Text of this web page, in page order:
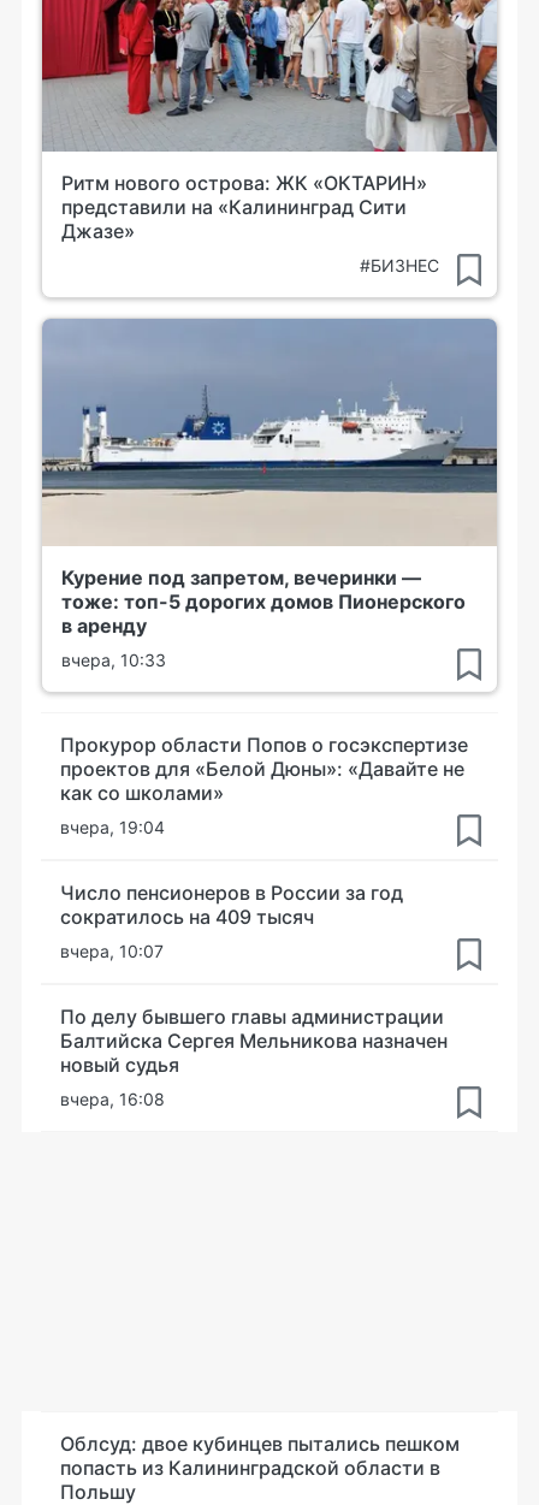
Ритм нового острова: ЖК «ОКТАРИН»
представили на «Калининград Сити
Джазе»
#БИЗНЕС
Курение под запретом, вечеринки —
тоже: топ-5 дорогих домов Пионерского
в аренду
вчера, 10:33
Прокурор области Попов о госэкспертизе
проектов для «Белой Дюны»: «Давайте не
как со школами»
вчера, 19:04
Число пенсионеров в России за год
сократилось на 409 тысяч
вчера, 10:07
По делу бывшего главы администрации
Балтийска Сергея Мельникова назначен
новый судья
вчера, 16:08
Облсуд: двое кубинцев пытались пешком
попасть из Калининградской области в
Польшу